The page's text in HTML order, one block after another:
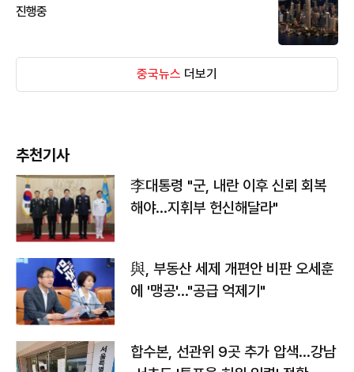
진행중
중국뉴스 더보기
추천기사
李대통령 "군, 내란 이후 신뢰 회복
해야…지휘부 헌신해달라"
與, 부동산 세제 개편안 비판 오세훈
에 '맹공'…"공급 억제기"
합수본, 선관위 9곳 추가 압색…강남